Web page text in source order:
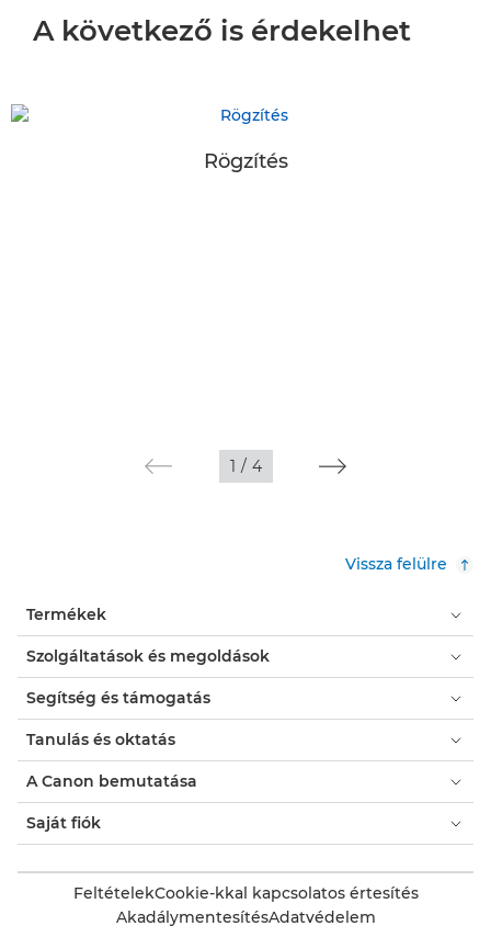
A következő is érdekelhet
Rögzítés
1 / 4
Vissza felülre
Termékek
Szolgáltatások és megoldások
Segítség és támogatás
Tanulás és oktatás
A Canon bemutatása
Saját fiók
FeltételekCookie-kkal kapcsolatos értesítés
AkadálymentesítésAdatvédelem